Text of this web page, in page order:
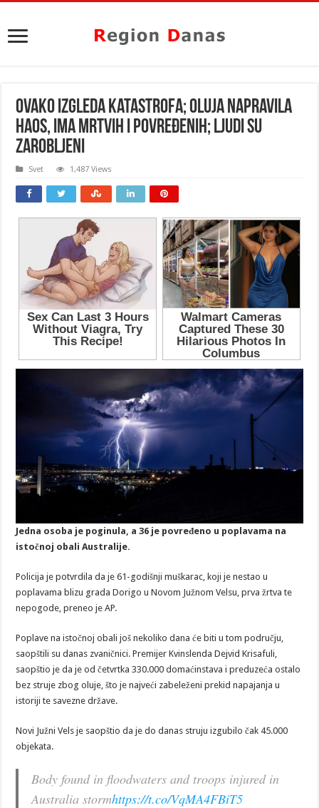
Ovako izgleda katastrofa; Oluja napravila
haos, ima mrtvih i povređenih; Ljudi su
zarobljeni
Svet 1,487 Views
Jedna osoba je poginula, a 36 je povređeno u poplavama na
istočnoj obali Australije.
Policija je potvrdila da je 61-godišnji muškarac, koji je nestao u
poplavama blizu grada Dorigo u Novom Južnom Velsu, prva žrtva te
nepogode, preneo je AP.
Poplave na istočnoj obali još nekoliko dana će biti u tom području,
saopštili su danas zvaničnici. Premijer Kvinslenda Dejvid Krisafuli,
saopštio je da je od četvrtka 330.000 domaćinstava i preduzeća ostalo
bez struje zbog oluje, što je najveći zabeleženi prekid napajanja u
istoriji te savezne države.
Novi Južni Vels je saopštio da je do danas struju izgubilo čak 45.000
objekata.
Body found in floodwaters and troops injured in
Australia stormhttps://t.co/VqMA4FBiT5